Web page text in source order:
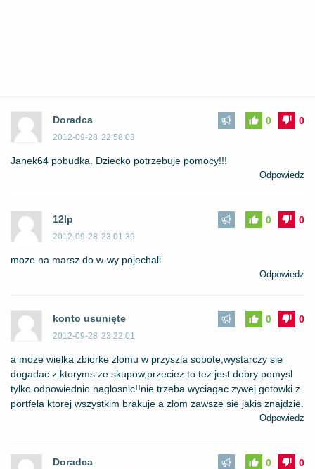
Doradca
2012-09-28 22:58:03
0
0
Janek64 pobudka. Dziecko potrzebuje pomocy!!!
Odpowiedz
12lp
2012-09-28 23:01:39
0
0
moze na marsz do w-wy pojechali
Odpowiedz
konto usunięte
2012-09-28 23:22:01
0
0
a moze wielka zbiorke zlomu w przyszla sobote,wystarczy sie
dogadac z ktoryms ze skupow,przeciez to tez jest dobry pomysl
tylko odpowiednio naglosnic!!nie trzeba wyciagac zywej gotowki z
portfela ktorej wszystkim brakuje a zlom zawsze sie jakis znajdzie.
Odpowiedz
Doradca 0
0